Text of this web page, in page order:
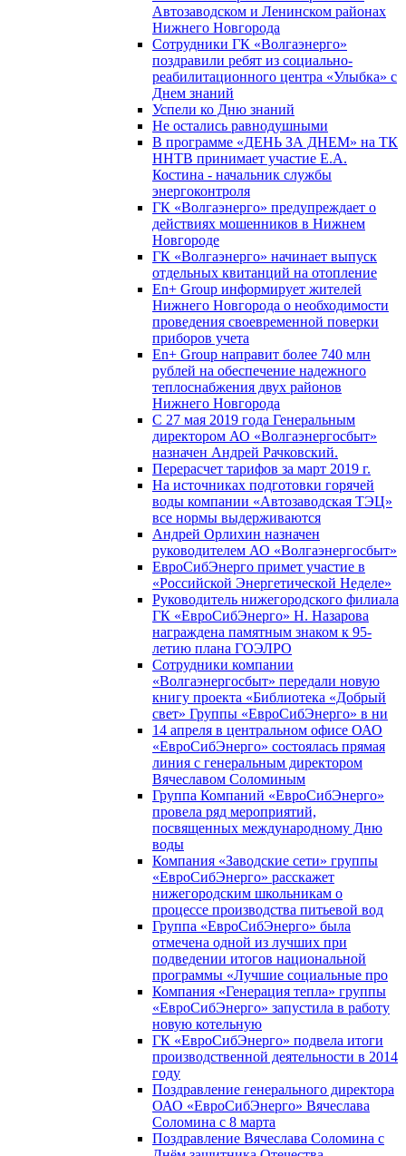
Автозаводском и Ленинском районах
Нижнего Новгорода
Сотрудники ГК «Волгаэнерго»
поздравили ребят из социально-
реабилитационного центра «Улыбка» с
Днем знаний
Успели ко Дню знаний
Не остались равнодушными
В программе «ДЕНЬ ЗА ДНЕМ» на ТК
ННТВ принимает участие Е.А.
Костина - начальник службы
энергоконтроля
ГК «Волгаэнерго» предупреждает о
действиях мошенников в Нижнем
Новгороде
ГК «Волгаэнерго» начинает выпуск
отдельных квитанций на отопление
En+ Group информирует жителей
Нижнего Новгорода о необходимости
проведения своевременной поверки
приборов учета
En+ Group направит более 740 млн
рублей на обеспечение надежного
теплоснабжения двух районов
Нижнего Новгорода
С 27 мая 2019 года Генеральным
директором АО «Волгаэнергосбыт»
назначен Андрей Рачковский.
Перерасчет тарифов за март 2019 г.
На источниках подготовки горячей
воды компании «Автозаводская ТЭЦ»
все нормы выдерживаются
Андрей Орлихин назначен
руководителем АО «Волгаэнергосбыт»
ЕвроСибЭнерго примет участие в
«Российской Энергетической Неделе»
Руководитель нижегородского филиала
ГК «ЕвроСибЭнерго» Н. Назарова
награждена памятным знаком к 95-
летию плана ГОЭЛРО
Сотрудники компании
«Волгаэнергосбыт» передали новую
книгу проекта «Библиотека «Добрый
свет» Группы «ЕвроСибЭнерго» в ни
14 апреля в центральном офисе ОАО
«ЕвроСибЭнерго» состоялась прямая
линия с генеральным директором
Вячеславом Соломиным
Группа Компаний «ЕвроСибЭнерго»
провела ряд мероприятий,
посвященных международному Дню
воды
Компания «Заводские сети» группы
«ЕвроСибЭнерго» расскажет
нижегородским школьникам о
процессе производства питьевой вод
Группа «ЕвроСибЭнерго» была
отмечена одной из лучших при
подведении итогов национальной
программы «Лучшие социальные про
Компания «Генерация тепла» группы
«ЕвроСибЭнерго» запустила в работу
новую котельную
ГК «ЕвроСибЭнерго» подвела итоги
производственной деятельности в 2014
году
Поздравление генерального директора
ОАО «ЕвроСибЭнерго» Вячеслава
Соломина с 8 марта
Поздравление Вячеслава Соломина с